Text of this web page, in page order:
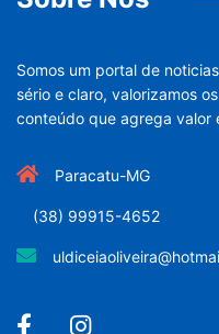
Somos um portal de
sério e claro, valorizamos
conteúdo que agrega valor
Paracatu-MG
(38) 99915-4652